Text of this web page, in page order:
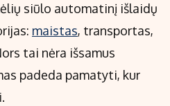
siūlo automatinį išlaidų
maistas, transportas,
tai nėra išsamus
padeda pamatyti, kur